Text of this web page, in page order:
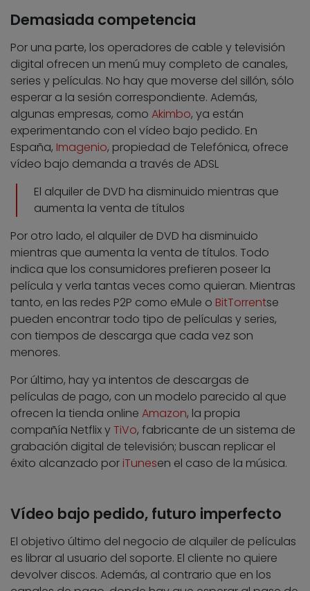
Demasiada competencia
Por una parte, los operadores de cable y televisión
digital ofrecen un menú muy completo de canales,
series y películas. No hay que moverse del sillón, sólo
esperar a la sesión correspondiente. Además,
algunas empresas, como Akimbo, ya están
experimentando con el vídeo bajo pedido. En
España, Imagenio, propiedad de Telefónica, ofrece
vídeo bajo demanda a través de ADSL
El alquiler de DVD ha disminuido mientras que
aumenta la venta de títulos
Por otro lado, el alquiler de DVD ha disminuido
mientras que aumenta la venta de títulos. Todo
indica que los consumidores prefieren poseer la
película y verla tantas veces como quieran. Mientras
tanto, en las redes P2P como eMule o BitTorrentse
pueden encontrar todo tipo de películas y series,
con tiempos de descarga que cada vez son
menores.
Por último, hay ya intentos de descargas de
películas de pago, con un modelo parecido al que
ofrecen la tienda online Amazon, la propia
compañía Netflix yTiVo, fabricante de un sistema de
grabación digital de televisión; buscan replicar el
éxito alcanzado por iTunesen el caso de la música.
Vídeo bajo pedido, futuro imperfecto
El objetivo último del negocio de alquiler de películas
es librar al usuario del soporte. El cliente no quiere
devolver discos. Además, al contrario que en los